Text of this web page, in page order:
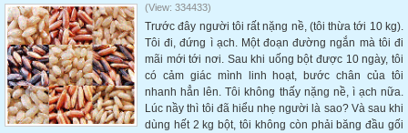
(View: 334433)
Trước đây người tôi rất nặng nề, (tôi thừa tới 10 kg).
Tôi đi, đứng ì ạch. Một đoạn đường ngắn mà tôi đi
mãi mới tới nơi. Sau khi uống bột được 10 ngày, tôi
có cảm giác mình linh hoạt, bước chân của tôi
nhanh hẳn lên. Tôi không thấy nặng nề, ì ạch nữa.
Lúc nầy thì tôi đã hiểu nhẹ người là sao? Và sau khi
dùng hết 2 kg bột, tôi không còn phải băng đầu gối